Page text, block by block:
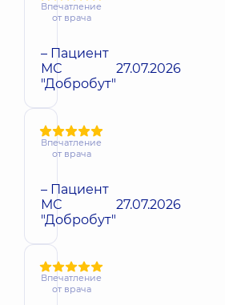
Впечатление
от врача
– Пациент
МС
"Добробут"
27.07.2026
Впечатление
от врача
– Пациент
МС
"Добробут"
27.07.2026
Впечатление
от врача